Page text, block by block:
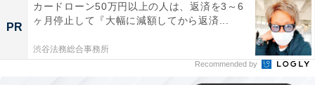
TP-Link「Archer BE450」
PR
カードローン50万円以上の人は、返済を3～6
ヶ月停止して『大幅に減額してから返済...
渋谷法務総合事務所
Recommended by